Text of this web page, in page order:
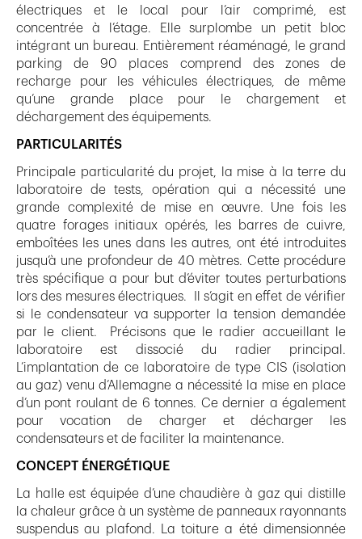
électriques et le local pour l’air comprimé, est
concentrée à l’étage. Elle surplombe un petit bloc
intégrant un bureau. Entièrement réaménagé, le grand
parking de 90 places comprend des zones de
recharge pour les véhicules électriques, de même
qu’une grande place pour le chargement et
déchargement des équipements.
PARTICULARITÉS
Principale particularité du projet, la mise à la terre du
laboratoire de tests, opération qui a nécessité une
grande complexité de mise en œuvre. Une fois les
quatre forages initiaux opérés, les barres de cuivre,
emboîtées les unes dans les autres, ont été introduites
jusqu’à une profondeur de 40 mètres. Cette procédure
très spécifique a pour but d’éviter toutes perturbations
lors des mesures électriques. Il s’agit en effet de vérifier
si le condensateur va supporter la tension demandée
par le client. Précisons que le radier accueillant le
laboratoire est dissocié du radier principal.
L’implantation de ce laboratoire de type CIS (isolation
au gaz) venu d’Allemagne a nécessité la mise en place
d’un pont roulant de 6 tonnes. Ce dernier a également
pour vocation de charger et décharger les
condensateurs et de faciliter la maintenance.
CONCEPT ÉNERGÉTIQUE
La halle est équipée d’une chaudière à gaz qui distille
la chaleur grâce à un système de panneaux rayonnants
suspendus au plafond. La toiture a été dimensionnée